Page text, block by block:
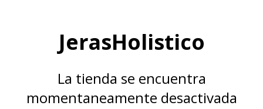
JerasHolistico
La tienda se encuentra
momentaneamente desactivada